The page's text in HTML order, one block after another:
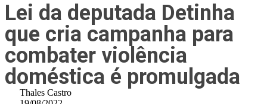
Lei da deputada Detinha
que cria campanha para
combater violência
doméstica é promulgada
Thales Castro